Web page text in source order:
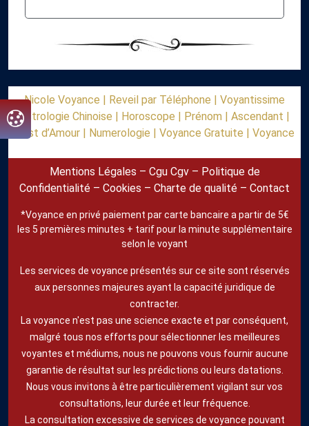
Nicole Voyance | Reveil par Téléphone | Voyantissime
Astrologie Chinoise | Horoscope | Prénom | Ascendant |
Test d’Amour | Numerologie | Voyance Gratuite | Voyance
Mentions Légales – Cgu Cgv– Politique de
Confidentialité – Cookies – Charte de qualité – Contact
*Voyance en privé paiement par carte bancaire a partir de 5€
les 5 premières minutes + tarif pour la minute supplémentaire
selon le voyant
Les services de voyance présentés sur ce site sont réservés
aux personnes majeures ayant la capacité juridique de
contracter.
La voyance n'est pas une science exacte et par conséquent,
malgré tous nos efforts pour sélectionner les meilleures
voyantes et médiums, nous ne pouvons vous fournir aucune
garantie de résultat sur les prédictions ou leurs datations.
Nous vous invitons à être particulièrement vigilant sur vos
consultations, leur durée et leur fréquence.
La consultation excessive de services de voyance pouvant